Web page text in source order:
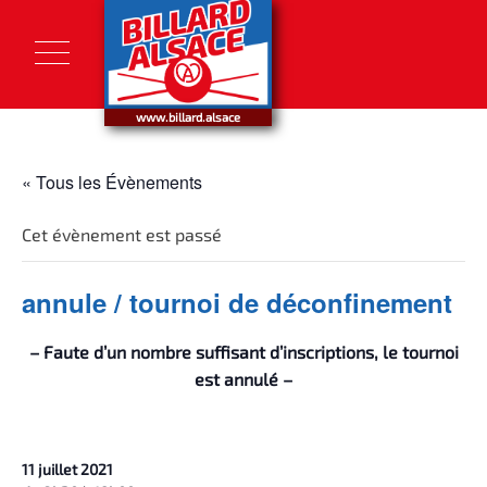
content
www.billard.alsace
« Tous les Évènements
Cet évènement est passé
annule / tournoi de déconfinement
– Faute d’un nombre suffisant d’inscriptions, le tournoi
est annulé –
11 juillet 2021